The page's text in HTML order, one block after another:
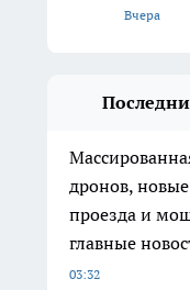
Вчера
дронов,
проезда и
главные
03:32